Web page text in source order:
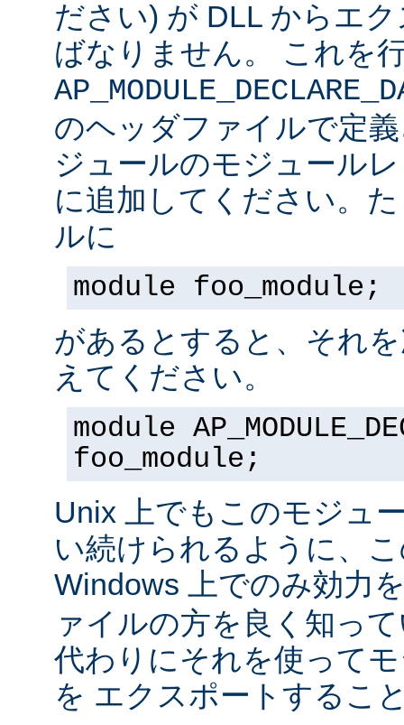
ださい) が DLL からエ
ばなりません。 これを
のヘッダファイルで定
ジュールのモジュール
に追加してください。
ルに
module foo_module;
があるとすると、それ
えてください。
module
foo_module;
Unix 上でもこのモジュ
い続けられるように、
Windows 上でのみ効力
ァイルの方を良く知っ
代わりにそれを使って
を エクスポートするこ